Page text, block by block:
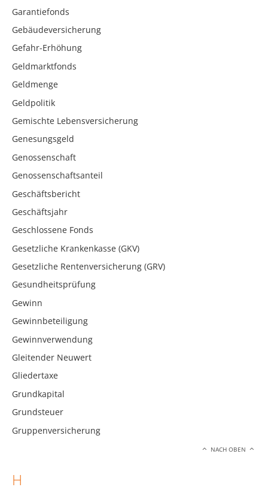
Garantiefonds
Gebäudeversicherung
Gefahr-Erhöhung
Geldmarktfonds
Geldmenge
Geldpolitik
Gemischte Lebensversicherung
Genesungsgeld
Genossenschaft
Genossenschaftsanteil
Geschäftsbericht
Geschäftsjahr
Geschlossene Fonds
Gesetzliche Krankenkasse (GKV)
Gesetzliche Rentenversicherung (GRV)
Gesundheitsprüfung
Gewinn
Gewinnbeteiligung
Gewinnverwendung
Gleitender Neuwert
Gliedertaxe
Grundkapital
Grundsteuer
Gruppenversicherung
NACH OBEN
H